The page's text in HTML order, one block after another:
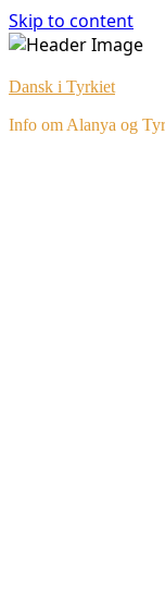
Skip to content
Dansk i Tyrkiet
Info om Alanya og